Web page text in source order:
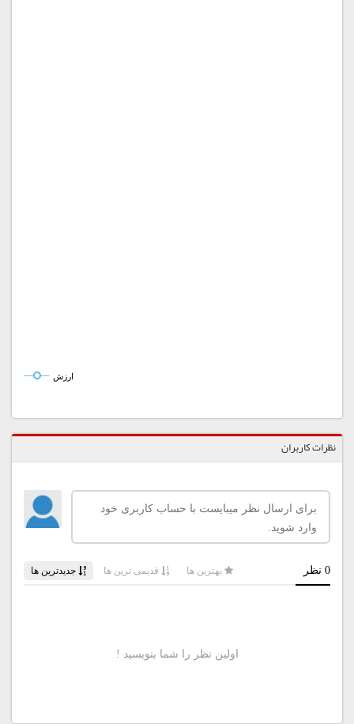
ارزش
نظرات کاربران